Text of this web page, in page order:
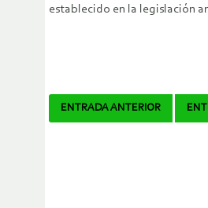
establecido en la legislación
Navegador
ENTRADA ANTERIOR